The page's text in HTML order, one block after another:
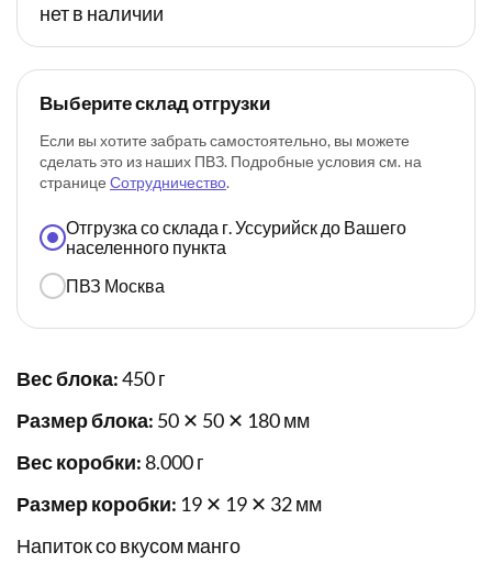
нет в наличии
Выберите склад отгрузки
Если вы хотите забрать самостоятельно, вы можете
сделать это из наших ПВЗ. Подробные условия см. на
странице Сотрудничество.
Отгрузка со склада г. Уссурийск до Вашего
населенного пункта
ПВЗ Москва
Вес блока:450 г
Размер блока: 50 ✕ 50 ✕ 180 мм
Вес коробки:8.000 г
Размер коробки: 19 ✕ 19 ✕ 32 мм
Напиток со вкусом манго